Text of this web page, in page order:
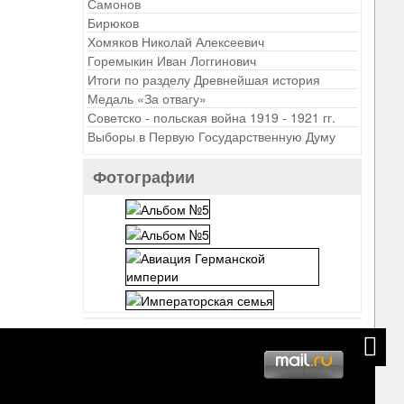
Самонов
Бирюков
Хомяков Николай Алексеевич
Горемыкин Иван Логгинович
Итоги по разделу Древнейшая история
Медаль «За отвагу»
Советско - польская война 1919 - 1921 гг.
Выборы в Первую Государственную Думу
Фотографии